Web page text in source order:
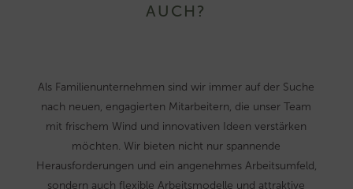
AUCH?
Als Familienunternehmen sind wir immer auf der Suche
nach neuen, engagierten Mitarbeitern, die unser Team
mit frischem Wind und innovativen Ideen verstärken
möchten. Wir bieten nicht nur spannende
Herausforderungen und ein angenehmes Arbeitsumfeld,
sondern auch flexible Arbeitsmodelle und attraktive